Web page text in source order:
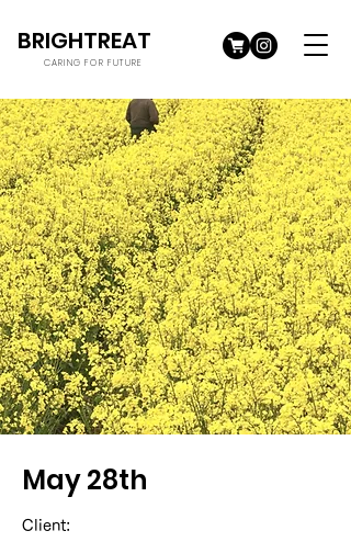
BRIGHTREAT
CARING FOR FUTURE
May 28th
Client: